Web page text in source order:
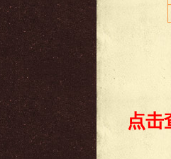
点击